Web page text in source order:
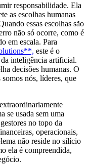
responsabilidade. Ela
as escolhas humanas
essas escolhas são
não só ocorre, como é
em escala. Para
este é o
da inteligência artificial.
decisões humanas. O
nós, líderes, que
se usada sem uma
no topo da
operacionais,
não reside no silício
ela é compreendida,